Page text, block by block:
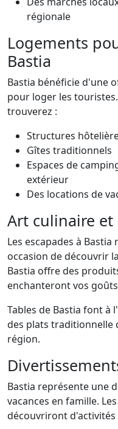
régionale
Logements
Bastia
Bastia bénéficie d'une
pour loger les
trouverez :
Structures
Gîtes traditionnels
Espaces de
extérieur
Des locations de
Art culinaire et
Les escapades à
occasion de découvrir
Bastia offre des
enchanteront vos
Tables de Bastia font à
des plats traditionnelle
région.
Bastia représente une
vacances en famille.
découvriront